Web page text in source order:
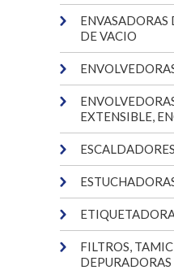
ENVASADORAS
DE VACIO
EXTENSIBLE,
ESCALDADORES
FILTROS,
DEPURADORAS